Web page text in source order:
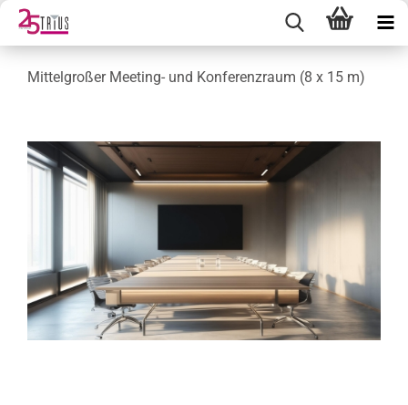
Mittelgroßer Meeting- und Konferenzraum (8 x 15 m)